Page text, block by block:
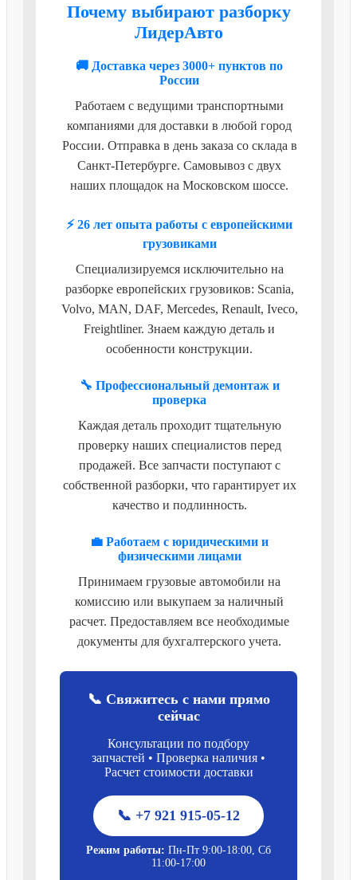
Почему выбирают разборку
ЛидерАвто
🚚 Доставка через 3000+ пунктов по
России
Работаем с ведущими транспортными
компаниями для доставки в любой город
России. Отправка в день заказа со склада в
Санкт-Петербурге. Самовывоз с двух
наших площадок на Московском шоссе.
⚡ 26 лет опыта работы с европейскими
грузовиками
Специализируемся исключительно на
разборке европейских грузовиков: Scania,
Volvo, MAN, DAF, Mercedes, Renault, Iveco,
Freightliner. Знаем каждую деталь и
особенности конструкции.
🔧 Профессиональный демонтаж и
проверка
Каждая деталь проходит тщательную
проверку наших специалистов перед
продажей. Все запчасти поступают с
собственной разборки, что гарантирует их
качество и подлинность.
💼 Работаем с юридическими и
физическими лицами
Принимаем грузовые автомобили на
комиссию или выкупаем за наличный
расчет. Предоставляем все необходимые
документы для бухгалтерского учета.
📞 Свяжитесь с нами прямо
сейчас
Консультации по подбору
запчастей • Проверка наличия •
Расчет стоимости доставки
📞 +7 921 915-05-12
Режим работы: Пн-Пт 9:00-18:00, Сб
11:00-17:00